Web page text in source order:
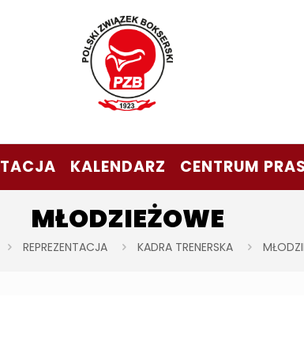
KALENDARZ CENTRUM
MŁODZIEŻOWE
REPREZENTACJA KADRA TRENERSKA